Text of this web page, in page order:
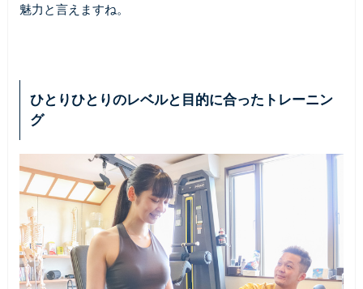
魅力と言えますね。
ひとりひとりのレベルと目的に合ったトレーニン
グ